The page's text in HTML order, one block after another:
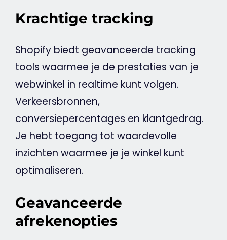
Krachtige tracking
Shopify biedt geavanceerde tracking
tools waarmee je de prestaties van je
webwinkel in realtime kunt volgen.
Verkeersbronnen,
conversiepercentages en klantgedrag.
Je hebt toegang tot waardevolle
inzichten waarmee je je winkel kunt
optimaliseren.
Geavanceerde
afrekenopties